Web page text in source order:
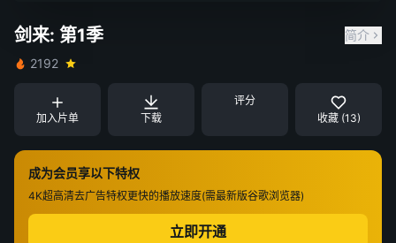
剑来: 第1季
简介
2192
加入片单 下载
评分
收藏 (13)
成为会员享以下特权
4K超高清去广告特权更快的播放速度(需最新版谷歌浏览器)
立即开通